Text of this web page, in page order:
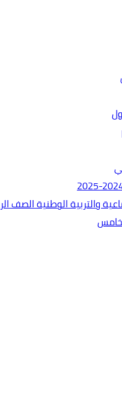
والتربية الوطنية الصف